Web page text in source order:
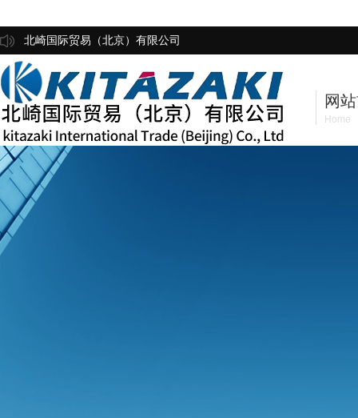
北崎国际贸易（北京）有限公司
网
Home